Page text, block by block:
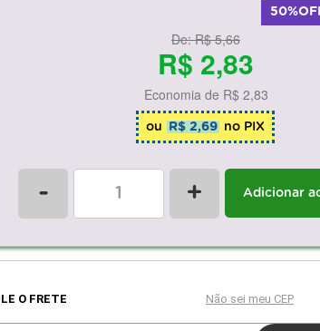
De:R$ 5,66
R$ 2,83
Economia de R$ 2,83
ou R$ 2,69 no PIX
- + Adicionar